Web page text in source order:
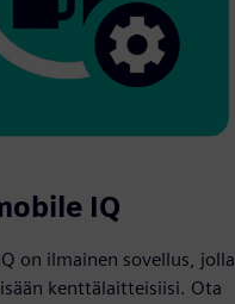
IQ
on ilmainen sovellus, jolla
kenttälaitteisiisi. Ota